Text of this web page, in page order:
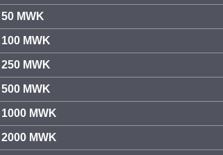
50 MWK
100 MWK
250 MWK
500 MWK
1000 MWK
2000 MWK